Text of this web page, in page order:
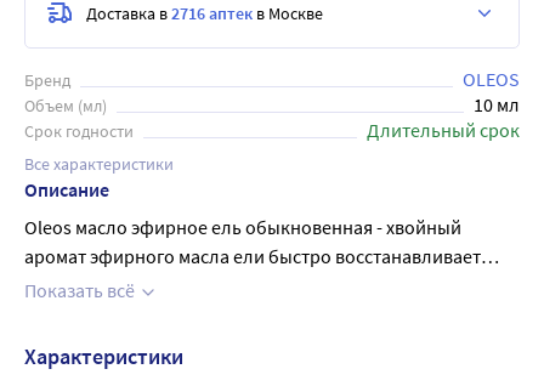
Бренд OLEOS
Объем (мл) 10 мл
Срок годности Длительный срок
Все характеристики
Описание
Oleos масло эфирное ель обыкновенная - хвойный
аромат эфирного масла ели быстро восстанавливает
силы и поднимает настроение. Обладает
отхаркивающим, противовоспалительным действием.
Очищает, дезодорирует воздух в помещении. Его
Показать всё
Доставка в2716 аптек в Москве
Характеристики